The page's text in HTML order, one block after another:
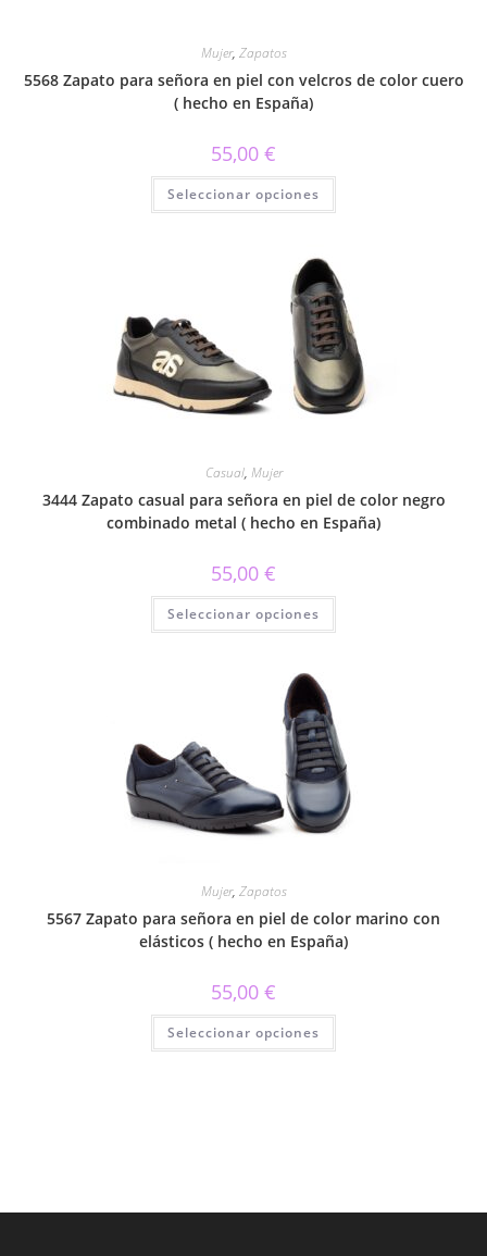
Mujer, Zapatos
5568 Zapato para señora en piel con velcros de color cuero
( hecho en España)
55,00 €
Seleccionar opciones
Este
tiene
opciones
se
pueden
elegir
en
la
página
de
producto
Casual, Mujer
3444 Zapato casual para señora en piel de color negro
combinado metal ( hecho en España)
55,00 €
Seleccionar opciones
Este
tiene
pueden
elegir
en
la
página
de
producto
Mujer, Zapatos
5567 Zapato para señora en piel de color marino con
elásticos ( hecho en España)
55,00 €
Seleccionar opciones
Este
tiene
de